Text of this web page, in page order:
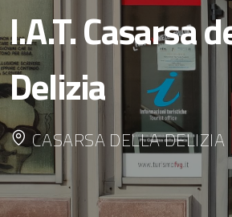
I.A.T. Casarsa
Delizia
CASARSA DELLA DELIZIA